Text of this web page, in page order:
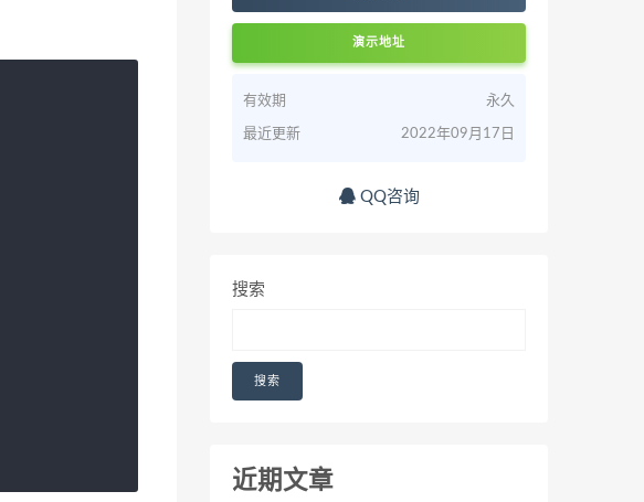
演示地址
有效期 永久
最近更新 2022年09月17日
QQ咨询
搜索
搜索
近期文章